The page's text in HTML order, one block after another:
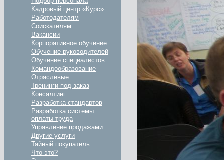
Кадровый центр «Курс»
Работодателям
Соискателям
Вакансии
Корпоративное обучение
Обучение руководителей
Обучение специалистов
Командообразование
Отраслевые
Тренинги под заказ
Консалтинг
Разработка стандартов
Разработка системы
оплаты труда
Управление продажами
Другие услуги
Тайный покупатель
Что это?